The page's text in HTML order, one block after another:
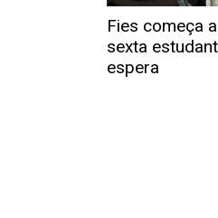
Fies começa
sexta
espera